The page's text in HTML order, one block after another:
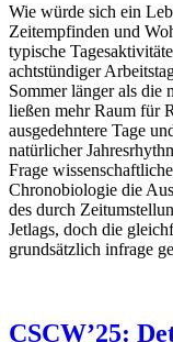
Wie würde sich ein
Zeitempfinden und
typische
achtstündiger
Sommer länger als die
ließen mehr Raum für
ausgedehntere Tage
natürlicher
Frage
Chronobiologie die
des durch
Jetlags, doch die
grundsätzlich infrage
CSCW’25: